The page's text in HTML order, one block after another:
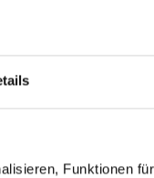
Funktionen
Kleber:
Material: